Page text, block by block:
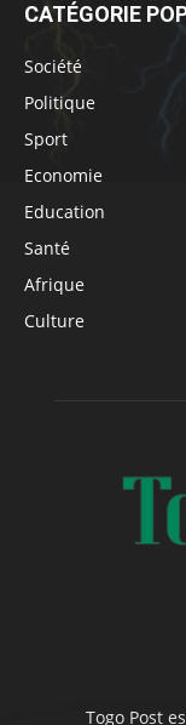
CATÉGORIE
Société
Politique
Sport
Economie
Education
Santé
Afrique
Culture
Togo Post